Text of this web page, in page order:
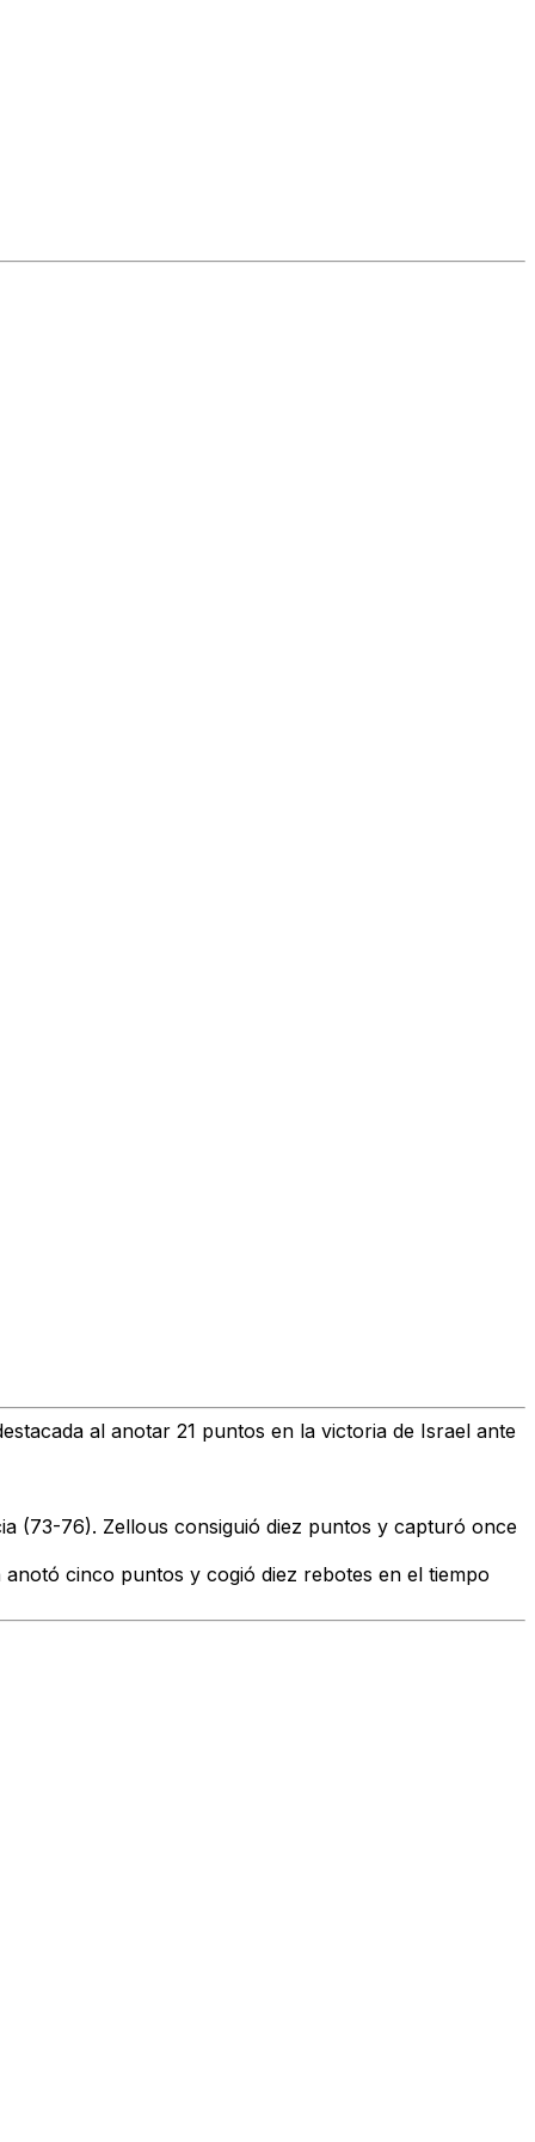
al anotar 21 puntos en la victoria de Israel ante
(73-76). Zellous consiguió diez puntos y capturó once
cinco puntos y cogió diez rebotes en el tiempo